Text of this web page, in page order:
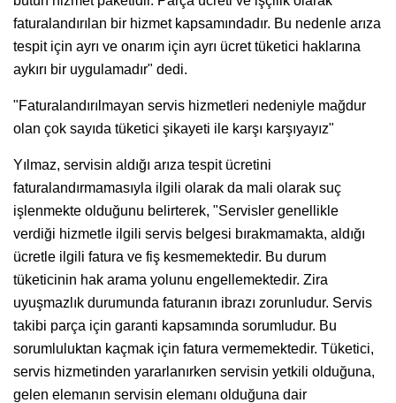
faturalandırılan bir hizmet kapsamındadır. Bu nedenle arıza
tespit için ayrı ve onarım için ayrı ücret tüketici haklarına
aykırı bir uygulamadır" dedi.
"Faturalandırılmayan servis hizmetleri nedeniyle mağdur
olan çok sayıda tüketici şikayeti ile karşı karşıyayız"
Yılmaz, servisin aldığı arıza tespit ücretini
faturalandırmamasıyla ilgili olarak da mali olarak suç
işlenmekte olduğunu belirterek, "Servisler genellikle
verdiği hizmetle ilgili servis belgesi bırakmamakta, aldığı
ücretle ilgili fatura ve fiş kesmemektedir. Bu durum
tüketicinin hak arama yolunu engellemektedir. Zira
uyuşmazlık durumunda faturanın ibrazı zorunludur. Servis
takibi parça için garanti kapsamında sorumludur. Bu
sorumluluktan kaçmak için fatura vermemektedir. Tüketici,
servis hizmetinden yararlanırken servisin yetkili olduğuna,
gelen elemanın servisin elemanı olduğuna dair